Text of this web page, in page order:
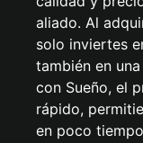
aliado. Al
solo inviertes
también en
con Sueño, el
rápido,
en poco